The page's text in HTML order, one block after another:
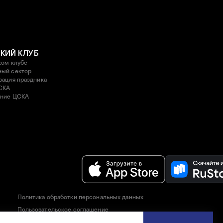
КЛУБ
клубе
сектор
праздника
ЦСКА
Политика обработки персональных данных
Пользовательское соглашение